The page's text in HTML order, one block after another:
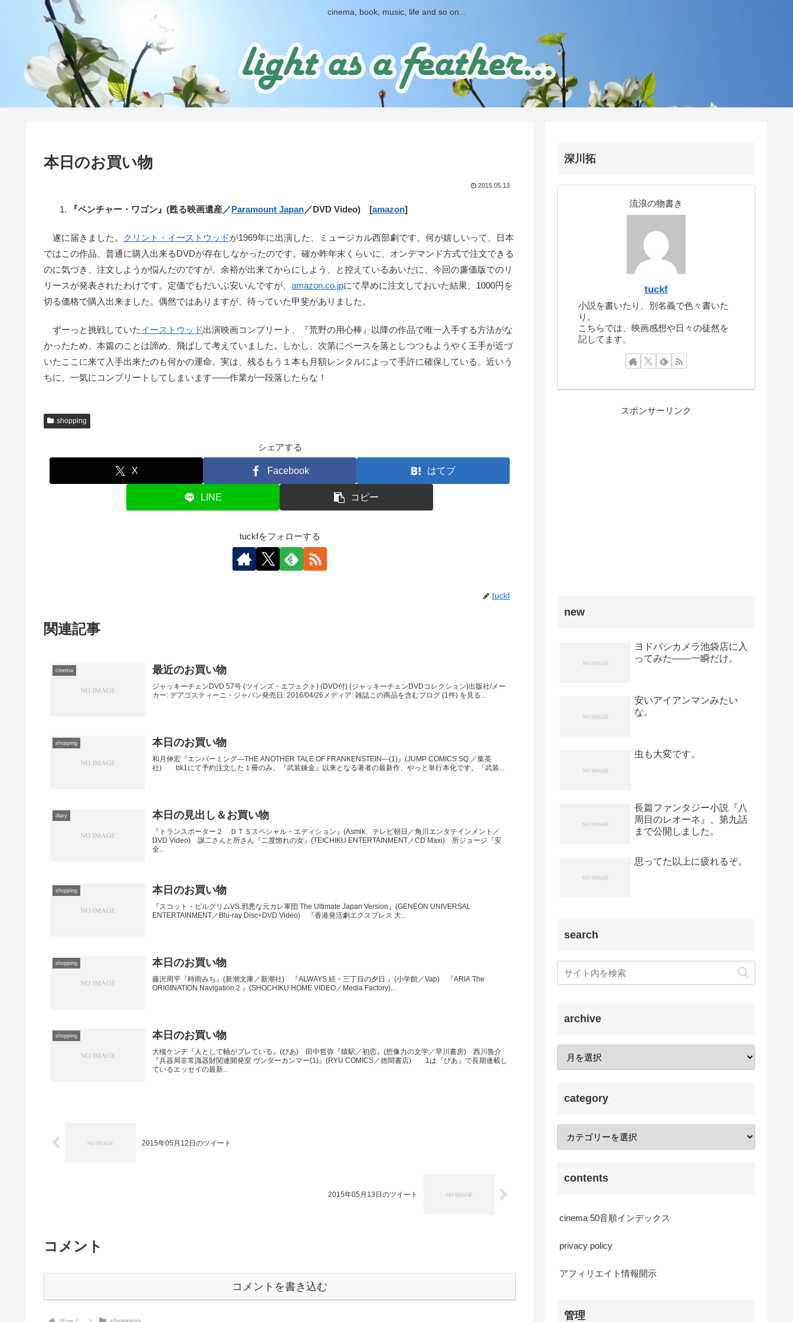
cinema, book, music, life and so on...
本日のお買い物
2015.05.13
『ペンチャー・ワゴン』(甦る映画遺産／Paramount Japan／DVD Video) [amazon]
遂に届きました。 クリント・イーストウッドが1969年に出演した、ミュージカル西部劇です。何が嬉しいって、日本
ではこの作品、普通に購入出来るDVDが存在しなかったのです。確か昨年末くらいに、オンデマンド方式で注文できる
のに気づき、注文しようか悩んだのですが、余裕が出来てからにしよう、と控えているあいだに、今回の廉価版でのリ
リースが発表されたわけです。定価でもだいぶ安いんですが、 amazon.co.jpにて早めに注文しておいた結果、1000円を
切る価格で購入出来ました。偶然ではありますが、待っていた甲斐がありました。
ずーっと挑戦していたイーストウッド出演映画コンプリート、『荒野の用心棒』以降の作品で唯一入手する方法がな
かったため、本篇のことは諦め、飛ばして考えていました。しかし、次第にペースを落としつつもようやく王手が近づ
いたここに来て入手出来たのも何かの運命。実は、残るもう１本も月額レンタルによって手許に確保している。近いう
ちに、一気にコンプリートしてしまいます――作業が一段落したらな！
shopping
シェアする
X Facebook はてブ
LINE コピー
tuckfをフォローする
tuckf
関連記事
cinema 最近のお買い物
ジャッキーチェンDVD 57号 (ツインズ・エフェクト) (DVD付) (ジャッキーチェンDVDコレクション)出版社/メー
カー: デアゴスティーニ・ジャパン発売日: 2016/04/26メディア: 雑誌この商品を含むブログ (1件) を見る...
shopping 本日のお買い物
和月伸宏『エンバーミング―THE ANOTHER TALE OF FRANKENSTEIN―(1)』(JUMP COMICS SQ.／集英
社) bk1にて予約注文した１冊のみ。『武装錬金』以来となる著者の最新作、やっと単行本化です。『武装...
diary 本日の見出し＆お買い物
『トランスポーター２ ＤＴＳスペシャル・エディション』(Asmik、テレビ朝日／角川エンタテインメント／
DVD Video) 譲二さんと所さん『二度惚れの女』(TEICHIKU ENTERTAINMENT／CD Maxi) 所ジョージ『安
全...
shopping 本日のお買い物
『スコット・ピルグリムVS.邪悪な元カレ軍団 The Ultimate Japan Version』(GENEON UNIVERSAL
ENTERTAINMENT／Blu-ray Disc+DVD Video) 『香港発活劇エクスプレス 大...
shopping 本日のお買い物
藤沢周平『時雨みち』(新潮文庫／新潮社) 『ALWAYS 続・三丁目の夕日 』(小学館／Vap) 『ARIA The
ORIGINATION Navigation.2 』(SHOCHIKU HOME VIDEO／Media Factory)...
shopping 本日のお買い物
大槻ケンヂ『人として軸がブレている』(ぴあ) 田中哲弥『猿駅／初恋』(想像力の文学／早川書房) 西川魯介
『兵器局非常識器財関連開発室 ヴンダーカンマー(1)』(RYU COMICS／徳間書店) 1は『ぴあ』で長期連載し
ているエッセイの最新...
2015年05月12日のツイート
2015年05月13日のツイート
コメント
コメントを書き込む
深川拓
流浪の物書き
tuckf
小説を書いたり、別名義で色々書いた
り。
こちらでは、映画感想や日々の徒然を
記してます。
スポンサーリンク
new
ヨドバシカメラ池袋店に入
ってみた――一瞬だけ。
安いアイアンマンみたい
な。
虫も大変です。
長篇ファンタジー小説『八
周目のレオーネ』、第九話
まで公開しました。
思ってた以上に疲れるぞ。
search
archive
category
contents
cinema 50音順インデックス
privacy policy
アフィリエイト情報開示
管理